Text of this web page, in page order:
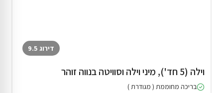
דירוג 9.5
וילה (5 חד'), מיני וילה וסוויטה בנווה זוהר
בריכה מחוממת ( מגודרת )